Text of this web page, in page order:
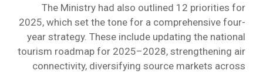
The Ministry had also outlined 12 priorities for
2025, which set the tone for a comprehensive four-
year strategy. These include updating the national
tourism roadmap for 2025–2028, strengthening air
connectivity, diversifying source markets across